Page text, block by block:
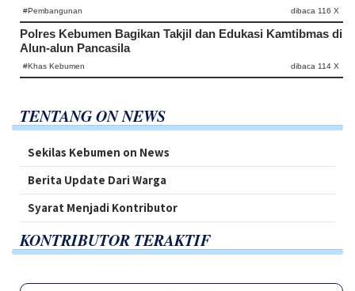
#Pembangunan dibaca 116 X
Polres Kebumen Bagikan Takjil dan Edukasi Kamtibmas di
Alun-alun Pancasila
#Khas Kebumen dibaca 114 X
TENTANG ON NEWS
Sekilas Kebumen on News
Berita Update Dari Warga
Syarat Menjadi Kontributor
KONTRIBUTOR TERAKTIF